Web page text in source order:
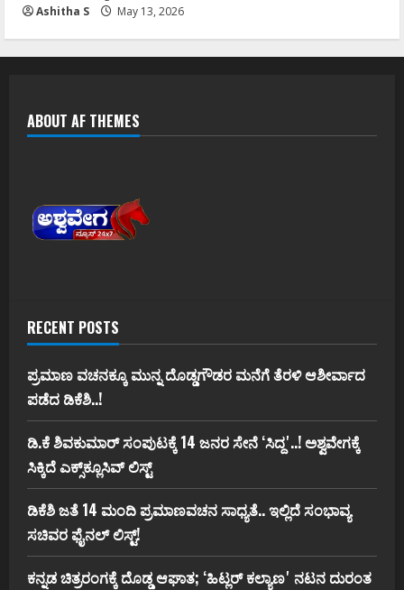
Ashitha S May 13, 2026
ABOUT AF THEMES
RECENT POSTS
ಪ್ರಮಾಣ ವಚನಕ್ಕೂ ಮುನ್ನ ದೊಡ್ಡಗೌಡರ ಮನೆಗೆ ತೆರಳಿ ಆಶೀರ್ವಾದ
ಪಡೆದ ಡಿಕೆಶಿ..!
ಡಿ.ಕೆ ಶಿವಕುಮಾರ್‌ ಸಂಪುಟಕ್ಕೆ 14 ಜನರ ಸೇನೆ ʻಸಿದ್ದʼ..! ಅಶ್ವವೇಗಕ್ಕೆ
ಸಿಕ್ಕಿದೆ ಎಕ್ಸ್‌ಕ್ಲೂಸಿವ್‌ ಲಿಸ್ಟ್‌
ಡಿಕೆಶಿ ಜತೆ 14 ಮಂದಿ ಪ್ರಮಾಣವಚನ ಸಾಧ್ಯತೆ.. ಇಲ್ಲಿದೆ ಸಂಭಾವ್ಯ
ಸಚಿವರ ಫೈನಲ್ ಲಿಸ್ಟ್‌!
ಕನ್ನಡ ಚಿತ್ರರಂಗಕ್ಕೆ ದೊಡ್ಡ ಆಘಾತ; ʻಹಿಟ್ಲರ್ ಕಲ್ಯಾಣʼ ನಟನ ದುರಂತ